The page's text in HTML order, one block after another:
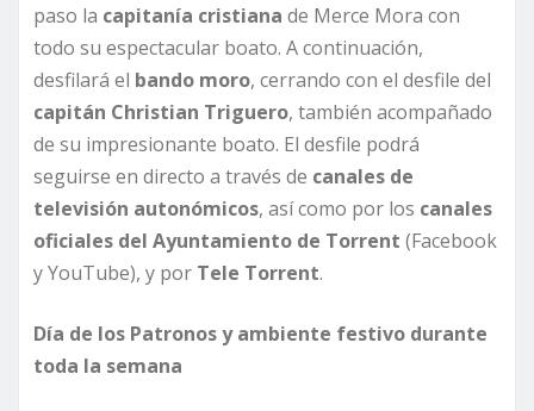
paso la capitanía cristiana de Merce Mora con
todo su espectacular boato. A continuación,
desfilará el bando moro, cerrando con el desfile del
capitán Christian Triguero, también acompañado
de su impresionante boato. El desfile podrá
seguirse en directo a través de canales de
televisión autonómicos, así como por los canales
oficiales del Ayuntamiento de Torrent (Facebook
y YouTube), y por Tele Torrent.
Día de los Patronos y ambiente festivo durante
toda la semana